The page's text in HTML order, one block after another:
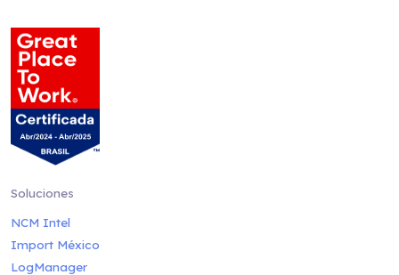
Soluciones
NCM Intel
Import México
LogManager